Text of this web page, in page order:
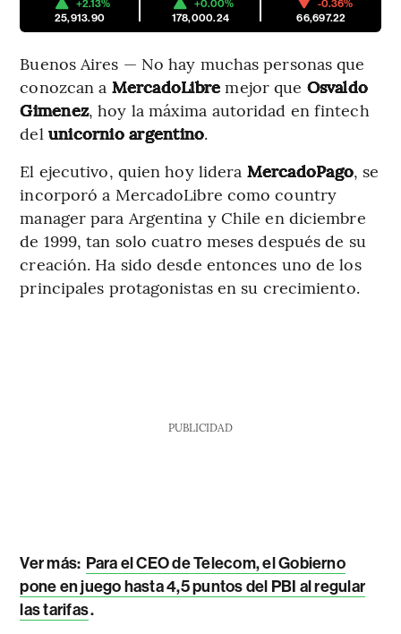
+2.13%
25,913.90
+0.00%
178,000.24
-0.36%
66,697.22
Buenos Aires — No hay muchas personas que
conozcan a MercadoLibre mejor que Osvaldo
Gimenez, hoy la máxima autoridad en fintech
del unicornio argentino.
El ejecutivo, quien hoy lidera MercadoPago, se
incorporó a MercadoLibre como country
manager para Argentina y Chile en diciembre
de 1999, tan solo cuatro meses después de su
creación. Ha sido desde entonces uno de los
principales protagonistas en su crecimiento.
PUBLICIDAD
Ver más: Para el CEO de Telecom, el Gobierno
pone en juego hasta 4,5 puntos del PBI al regular
las tarifas.